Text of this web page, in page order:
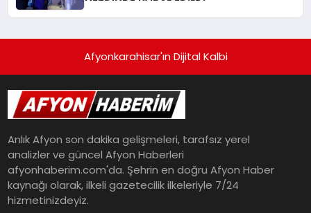
Afyonkarahisar'ın Dijital Kalbi
Anlık Afyon son dakika gelişmeleri, tarafsız yerel
analizler ve güncel Afyon Haberleri
afyonhaberim.com'da. Şehrin en doğru Afyon Haber
kaynağı olarak, ilkeli gazetecilik ilkeleriyle 7/24
hizmetinizdeyiz.